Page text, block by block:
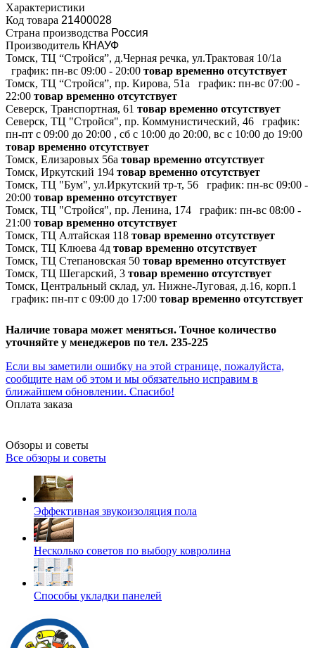
Характеристики
Код товара 21400028
Страна производства Россия
Производитель КНАУФ
Томск, ТЦ “Стройся”, д.Черная речка, ул.Трактовая 10/1а
график: пн-вс 09:00 - 20:00 товар временно отсутствует
Томск, ТЦ “Стройся”, пр. Кирова, 51а
график: пн-вс 07:00 -
22:00 товар временно отсутствует
Северск, Транспортная, 61 товар временно отсутствует
Северск, ТЦ "Стройся", пр. Коммунистический, 46
график:
пн-пт с 09:00 до 20:00 , сб с 10:00 до 20:00, вс с 10:00 до 19:00
товар временно отсутствует
Томск, Елизаровых 56а товар временно отсутствует
Томск, Иркутский 194 товар временно отсутствует
Томск, ТЦ "Бум", ул.Иркутский тр-т, 56
график: пн-вс 09:00 -
20:00 товар временно отсутствует
Томск, ТЦ "Стройся", пр. Ленина, 174
график: пн-вс 08:00 -
21:00 товар временно отсутствует
Томск, ТЦ Алтайская 118 товар временно отсутствует
Томск, ТЦ Клюева 4д товар временно отсутствует
Томск, ТЦ Степановская 50 товар временно отсутствует
Томск, ТЦ Шегарский, 3 товар временно отсутствует
Томск, Центральный склад, ул. Нижне-Луговая, д.16, корп.1
график: пн-пт с 09:00 до 17:00 товар временно отсутствует
Наличие товара может меняться. Точное количество
уточняйте у менеджеров по тел. 235-225
Если вы заметили ошибку на этой странице, пожалуйста,
сообщите нам об этом и мы обязательно исправим в
ближайшем обновлении. Спасибо!
Оплата заказа
Обзоры и советы
Все обзоры и советы
Эффективная звукоизоляция пола
Несколько советов по выбору ковролина
Способы укладки панелей